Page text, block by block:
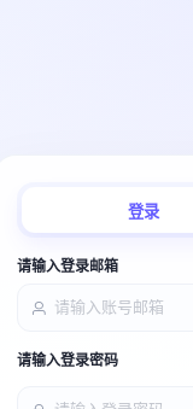
登录
请输入登录邮箱
请输入登录密码